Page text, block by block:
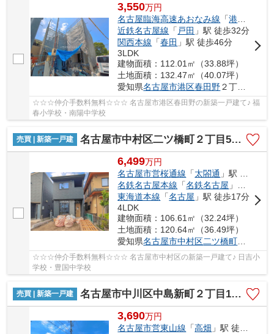
3,550万円
名古屋臨海高速あおなみ線 「港北
近鉄名古屋線 「 戸田 」駅 徒歩32分
関西本線 「春田 」駅 徒歩46分
3LDK
建物面積：112.01㎡（33.88坪）
土地面積：132.47㎡（40.07坪）
愛知県名古屋市港区春田野２丁目1404-1
☆☆☆仲介手数料無料☆☆☆ 名古屋市港区春田野の新築一戸建て♪ 福
春小学校・南陽中学校
売買 | 新築一戸建 名古屋市中村区二ツ橋町２丁目53-1【仲介手数料無料】新築一戸建て
6,499万円
名古屋市営桜通線 「太閤通 」駅 徒歩7分
名鉄名古屋本線 「名鉄名古屋 」駅 徒歩17分
東海道本線 「名古屋 」駅 徒歩17分
4LDK
建物面積：106.61㎡（32.24坪）
土地面積：120.64㎡（36.49坪）
愛知県名古屋市中村区二ツ橋町２丁目
☆☆☆仲介手数料無料☆☆☆ 名古屋市中村区の新築一戸建て♪ 日吉小
学校・豊国中学校
売買 | 新築一戸建 名古屋市中川区中島新町２丁目1401【仲介手数料無料】新築一戸建て 5号棟
3,690万円
名古屋市営東山線 「高畑 」駅 徒歩18分